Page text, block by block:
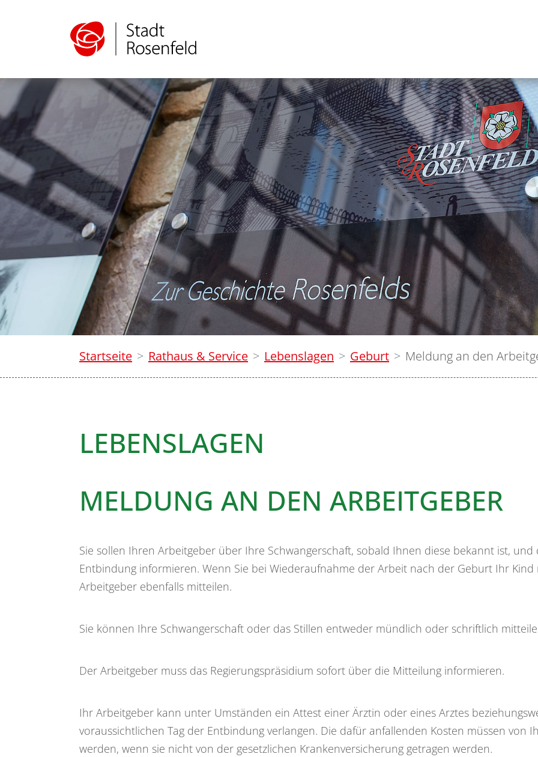
Startseite Rathaus & Service Lebenslagen Geburt Meldung an den
LEBENSLAGEN
MELDUNG AN DEN ARBEITGEBER
Sie sollen Ihren Arbeitgeber über Ihre Schwangerschaft, sobald Ihnen diese bekannt ist,
Entbindung informieren. Wenn Sie bei Wiederaufnahme der Arbeit nach der Geburt Ihr Kind
Arbeitgeber ebenfalls mitteilen.
Sie können Ihre Schwangerschaft oder das Stillen entweder mündlich oder schriftlich
Der Arbeitgeber muss das Regierungspräsidium sofort über die Mitteilung informieren.
Ihr Arbeitgeber kann unter Umständen ein Attest einer Ärztin oder eines Arztes
voraussichtlichen Tag der Entbindung verlangen. Die dafür anfallenden Kosten müssen von
werden, wenn sie nicht von der gesetzlichen Krankenversicherung getragen werden.